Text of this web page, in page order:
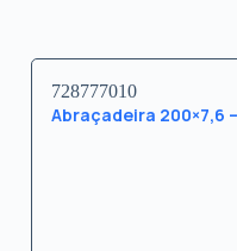
728777010
Abraçadeira 200×7,6